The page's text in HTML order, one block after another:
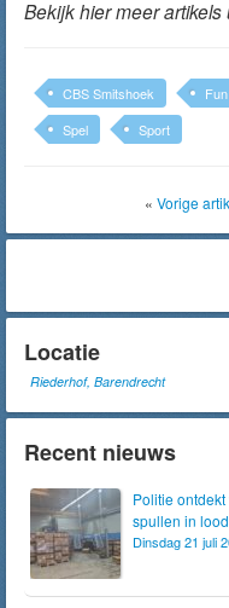
Bekijk hier meer
CBS Smitshoek Fun
Spel
Sport
« Vorige
Locatie
Riederhof, Barendrecht
Recent nieuws
Politie
spullen in
Dinsdag 21 juli